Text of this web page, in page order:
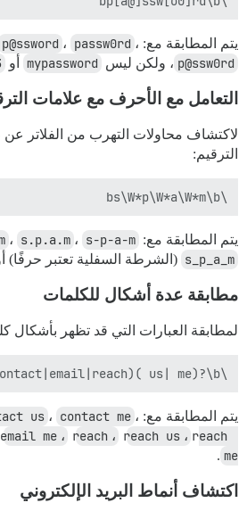
يتم المطابقة مع: p@ssword ، passw0rd ،
p@ssw0rd ، ولكن ليس mypassword أو
التعامل مع الأحرف مع علامات
لاكتشاف محاولات التهرب من الفلاتر
الترقيم:
\bs\W*p\W*a\W*m\b
يتم المطابقة مع: ، s.p.a.m ، s-p-a-m
s_p_a_m (الشرطة السفلية تعتبر حرفًا)
مطابقة عدة أشكال للكلمات
لمطابقة العبارات التي قد تظهر بأشكال
\b(contact|email|reach)( us| me)?\b
يتم المطابقة مع: us ، contact me ،
email me ، reach ، reach us ، reach
me
.
اكتشاف أنماط البريد الإلكتروني